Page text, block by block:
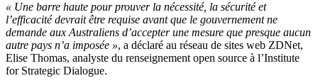
« Une barre haute pour prouver la nécessité, la sécurité et
l’efficacité devrait être requise avant que le gouvernement ne
demande aux Australiens d’accepter une mesure que presque aucun
autre pays n’a imposée », a déclaré au réseau de sites web ZDNet,
Elise Thomas, analyste du renseignement open source à l’Institute
for Strategic Dialogue.